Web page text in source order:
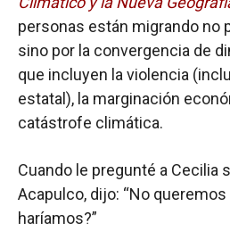
personas están migrando no
sino por la convergencia de
que incluyen la violencia
estatal), la marginación
catástrofe climática.
Cuando le pregunté a Cecilia
Acapulco, dijo: “No
haríamos?”